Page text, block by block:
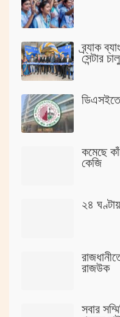
ব্র্যাক
সেন্টার চালু
ডিএসইতে
কমেছে
কেজি
২৪
রাজউক
সবার